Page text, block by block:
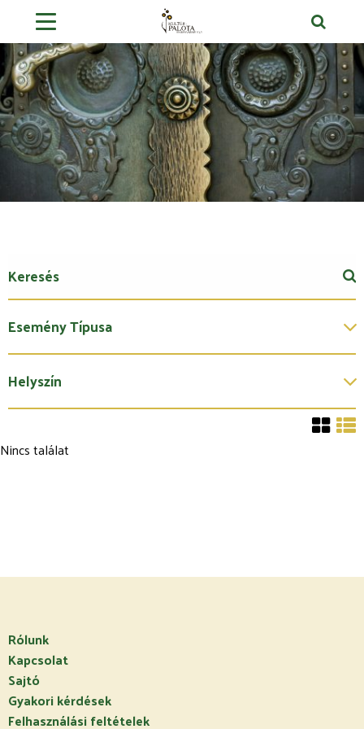
Esemény Típusa
Helyszín
Nincs találat
Rólunk
Kapcsolat
Sajtó
Gyakori kérdések
Felhasználási feltételek